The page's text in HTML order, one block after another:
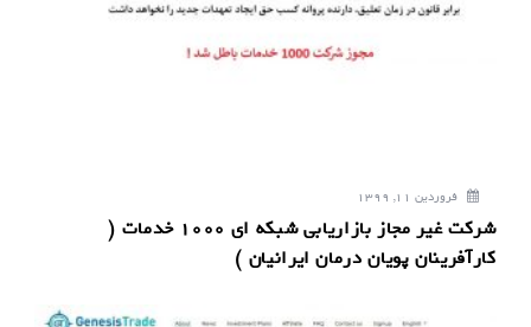
فروردین 11, 1399
شرکت غیر مجاز بازاریابی شبکه ای 1000 خدمات (
کارآفرینان پویان درمان ایرانیان )